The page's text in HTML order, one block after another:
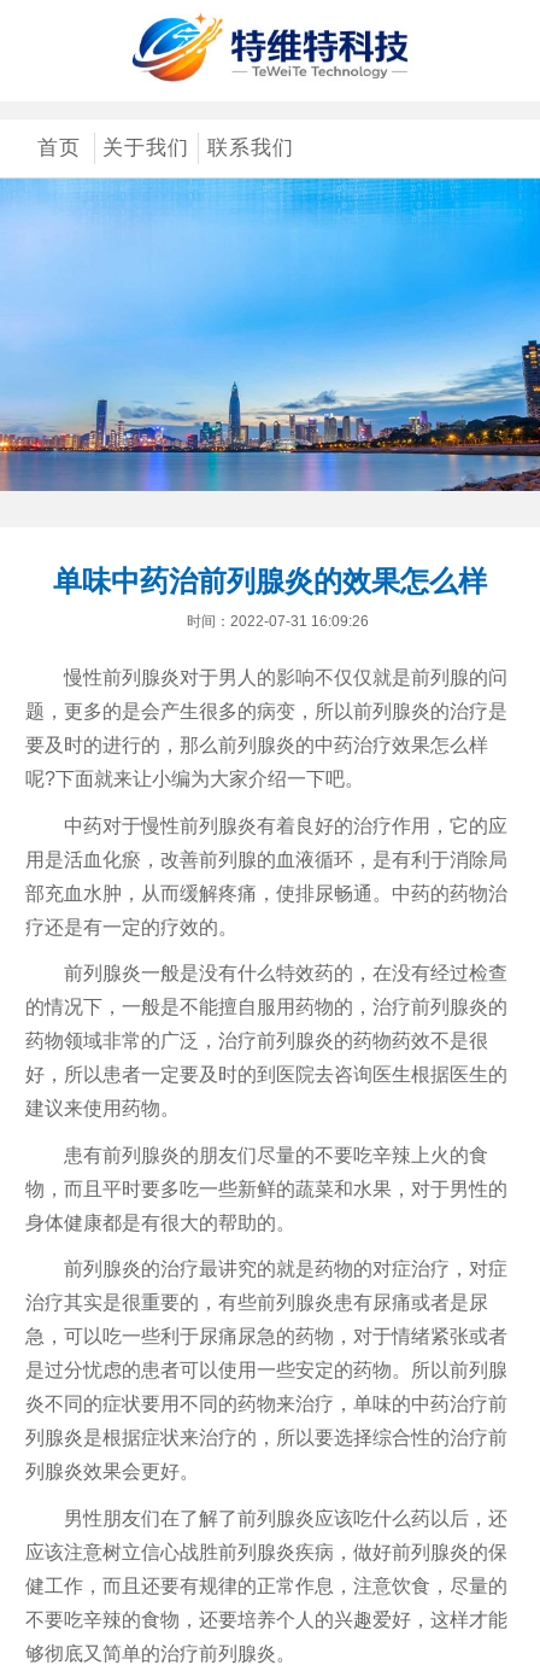
首页 关于我们 联系我们
单味中药治前列腺炎的效果怎么样
时间：2022-07-31 16:09:26
慢性前列腺炎对于男人的影响不仅仅就是前列腺的问
题，更多的是会产生很多的病变，所以前列腺炎的治疗是
要及时的进行的，那么前列腺炎的中药治疗效果怎么样
呢?下面就来让小编为大家介绍一下吧。
中药对于慢性前列腺炎有着良好的治疗作用，它的应
用是活血化瘀，改善前列腺的血液循环，是有利于消除局
部充血水肿，从而缓解疼痛，使排尿畅通。中药的药物治
疗还是有一定的疗效的。
前列腺炎一般是没有什么特效药的，在没有经过检查
的情况下，一般是不能擅自服用药物的，治疗前列腺炎的
药物领域非常的广泛，治疗前列腺炎的药物药效不是很
好，所以患者一定要及时的到医院去咨询医生根据医生的
建议来使用药物。
患有前列腺炎的朋友们尽量的不要吃辛辣上火的食
物，而且平时要多吃一些新鲜的蔬菜和水果，对于男性的
身体健康都是有很大的帮助的。
前列腺炎的治疗最讲究的就是药物的对症治疗，对症
治疗其实是很重要的，有些前列腺炎患有尿痛或者是尿
急，可以吃一些利于尿痛尿急的药物，对于情绪紧张或者
是过分忧虑的患者可以使用一些安定的药物。所以前列腺
炎不同的症状要用不同的药物来治疗，单味的中药治疗前
列腺炎是根据症状来治疗的，所以要选择综合性的治疗前
列腺炎效果会更好。
男性朋友们在了解了前列腺炎应该吃什么药以后，还
应该注意树立信心战胜前列腺炎疾病，做好前列腺炎的保
健工作，而且还要有规律的正常作息，注意饮食，尽量的
不要吃辛辣的食物，还要培养个人的兴趣爱好，这样才能
够彻底又简单的治疗前列腺炎。